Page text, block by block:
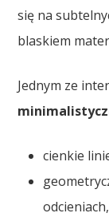
się na
blaskiem
Jednym ze
cienkie
odcieniach,